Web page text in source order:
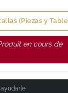
(Piezas y
en cours de